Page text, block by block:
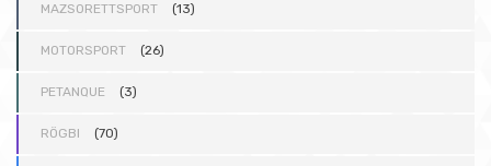
MAZSORETTSPORT (13)
MOTORSPORT (26)
PETANQUE (3)
RÖGBI (70)